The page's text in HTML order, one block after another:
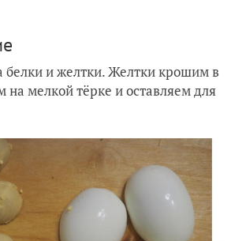
белки и желтки. Желтки крошим в
на мелкой тёрке и оставляем для